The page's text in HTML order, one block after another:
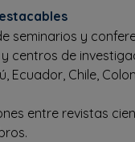
seminarios y
centros de
Ecuador, Chile,
entre revistas